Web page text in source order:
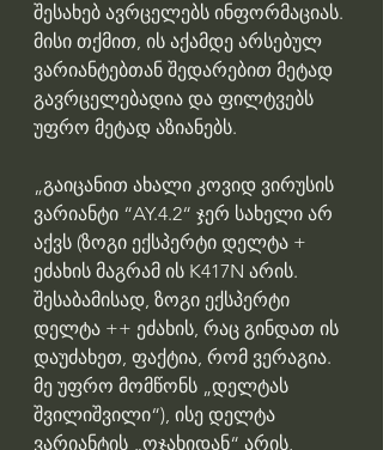
შესახებ ავრცელებს ინფორმაციას.
მისი თქმით, ის აქამდე არსებულ
ვარიანტებთან შედარებით მეტად
გავრცელებადია და ფილტვებს
უფრო მეტად აზიანებს.
„გაიცანით ახალი კოვიდ ვირუსის
ვარიანტი “AY.4.2“ ჯერ სახელი არ
აქვს (ზოგი ექსპერტი დელტა +
ეძახის მაგრამ ის K417N არის.
შესაბამისად, ზოგი ექსპერტი
დელტა ++ ეძახის, რაც გინდათ ის
დაუძახეთ, ფაქტია, რომ ვერაგია.
მე უფრო მომწონს „დელტას
შვილიშვილი“), ისე დელტა
ვარიანტის „ოჯახიდან“ არის,